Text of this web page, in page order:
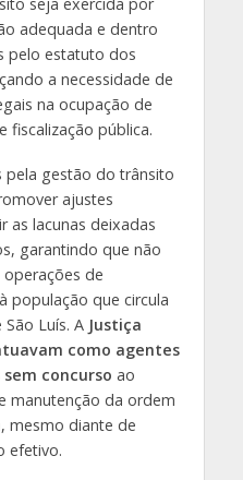
adequada e dentro
pelo estatuto dos
a necessidade de
na ocupação de
fiscalização pública.
pela gestão do trânsito
ajustes
as lacunas deixadas
garantindo que não
de
população que circula
Luís. A Justiça
como agentes
concurso ao
manutenção da ordem
mesmo diante de
efetivo.